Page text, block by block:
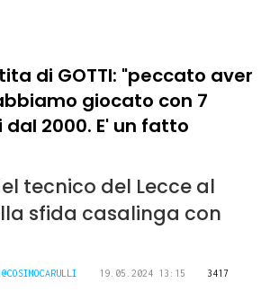
di GOTTI: "peccato aver
giocato con 7
2000. E' un fatto
tecnico del Lecce al
sfida casalinga con
@COSIMOCARULLI 19.05.2024 13:15
3417